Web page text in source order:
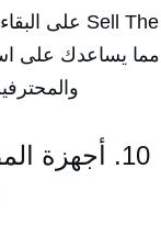
مما يساعدك على
10. أجهزة المطبخ الفاخرة